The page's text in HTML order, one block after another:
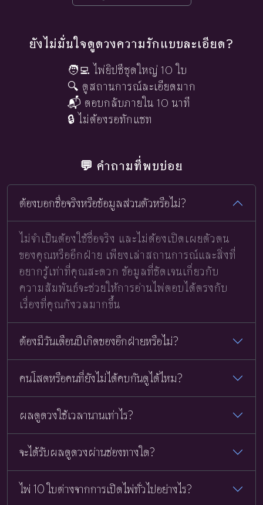
ยังไม่มั่นใจดูดวงความรักแบบละเอียด?
🧑‍💻 ไพ่ยิปซีชุดใหญ่ 10 ใบ
🔍 ดูสถานการณ์ละเอียดมาก
📬 ตอบกลับภายใน 10 นาที
🔒 ไม่ต้องรอทักแชท
💬 คำถามที่พบบ่อย
ต้องบอกชื่อจริงหรือข้อมูลส่วนตัวหรือไม่?
ไม่จำเป็นต้องใช้ชื่อจริง และไม่ต้องเปิดเผยตัวตน
ของคุณหรืออีกฝ่าย เพียงเล่าสถานการณ์และสิ่งที่
อยากรู้เท่าที่คุณสะดวก ข้อมูลที่ชัดเจนเกี่ยวกับ
ความสัมพันธ์จะช่วยให้การอ่านไพ่ตอบได้ตรงกับ
เรื่องที่คุณกังวลมากขึ้น
ต้องมีวันเดือนปีเกิดของอีกฝ่ายหรือไม่?
คนโสดหรือคนที่ยังไม่ได้คบกันดูได้ไหม?
ผลดูดวงใช้เวลานานเท่าไร?
จะได้รับผลดูดวงผ่านช่องทางใด?
ไพ่ 10 ใบต่างจากการเปิดไพ่ทั่วไปอย่างไร?